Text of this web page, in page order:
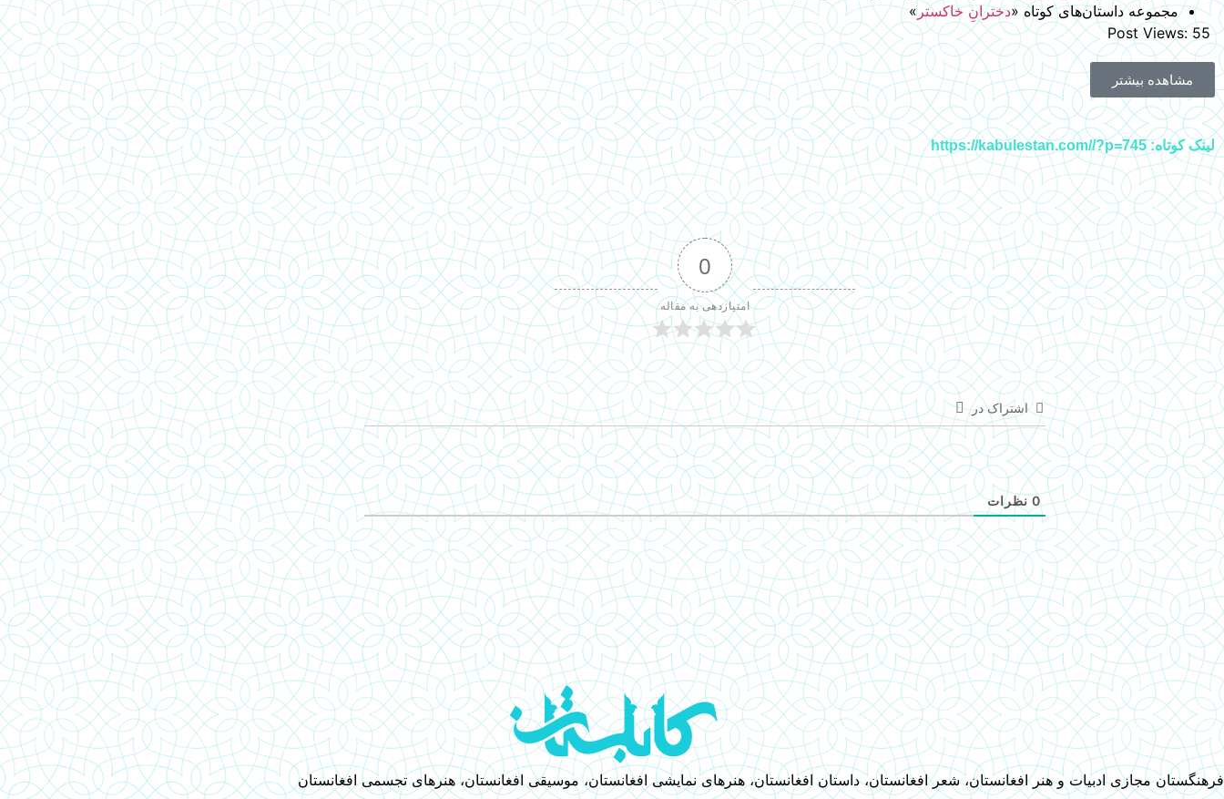
مجموعه داستان‌های کوتاه «دخترانِ خاکستر »
Post Views: 55
مشاهده بیشتر
لینک کوتاه: https://kabulestan.com//?p=745
0
امتیازدهی به مقاله
اشتراک در
0نظرات
فرهنگستان مجازی ادبیات و هنر افغانستان، شعر افغانستان، داستان افغانستان، هنرهای نمایشی افغانستان، موسیقی افغانستان، هنرهای تجسمی افغانستان